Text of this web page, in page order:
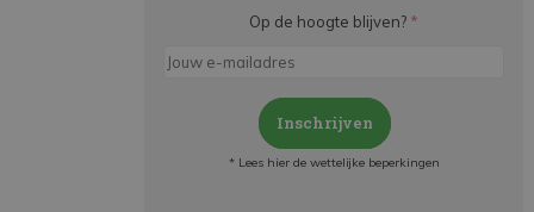
Op de hoogte blijven? *
Inschrijven
* Lees hier de wettelijke beperkingen